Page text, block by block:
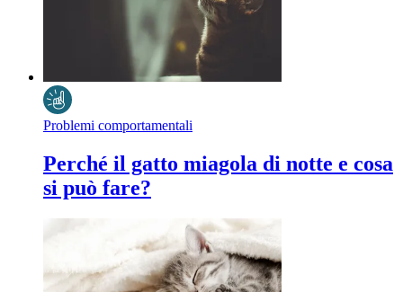
Problemi comportamentali
Perché il gatto miagola di notte e cosa
si può fare?